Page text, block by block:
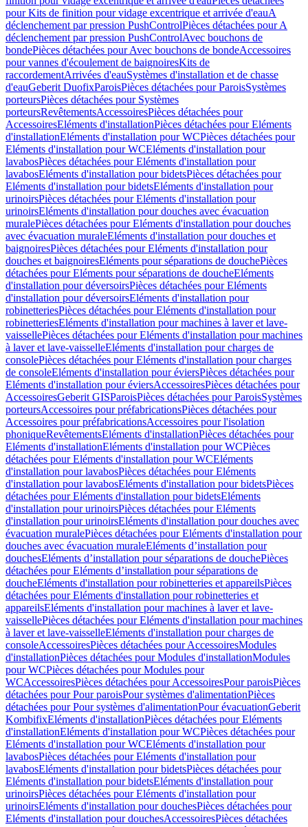
pour Kits de finition pour vidage excentrique et arrivée d'eauA
déclenchement par pression PushControlPièces détachées pour A
déclenchement par pression PushControlAvec bouchons de
bondePièces détachées pour Avec bouchons de bondeAccessoires
pour vannes d'écoulement de baignoiresKits de
raccordementArrivées d'eauSystèmes d'installation et de chasse
d'eauGeberit DuofixParoisPièces détachées pour ParoisSystèmes
porteursPièces détachées pour Systèmes
porteursRevêtementsAccessoiresPièces détachées pour
AccessoiresEléments d'installationPièces détachées pour Eléments
d'installationEléments d'installation pour WCPièces détachées pour
Eléments d'installation pour WCEléments d'installation pour
lavabosPièces détachées pour Eléments d'installation pour
lavabosEléments d'installation pour bidetsPièces détachées pour
Eléments d'installation pour bidetsEléments d'installation pour
urinoirsPièces détachées pour Eléments d'installation pour
urinoirsEléments d'installation pour douches avec évacuation
muralePièces détachées pour Eléments d'installation pour douches
avec évacuation muraleEléments d'installation pour douches et
baignoiresPièces détachées pour Eléments d'installation pour
douches et baignoiresEléments pour séparations de douchePièces
détachées pour Eléments pour séparations de doucheEléments
d'installation pour déversoirsPièces détachées pour Eléments
d'installation pour déversoirsEléments d'installation pour
robinetteriesPièces détachées pour Eléments d'installation pour
robinetteriesEléments d'installation pour machines à laver et lave-
vaissellePièces détachées pour Eléments d'installation pour machines
à laver et lave-vaisselleEléments d'installation pour charges de
consolePièces détachées pour Eléments d'installation pour charges
de consoleEléments d'installation pour éviersPièces détachées pour
Eléments d'installation pour éviersAccessoiresPièces détachées pour
AccessoiresGeberit GISParoisPièces détachées pour ParoisSystèmes
porteursAccessoires pour préfabricationsPièces détachées pour
Accessoires pour préfabricationsAccessoires pour l'isolation
phoniqueRevêtementsEléments d'installationPièces détachées pour
Eléments d'installationEléments d'installation pour WCPièces
détachées pour Eléments d'installation pour WCEléments
d'installation pour lavabosPièces détachées pour Eléments
d'installation pour lavabosEléments d'installation pour bidetsPièces
détachées pour Eléments d'installation pour bidetsEléments
d'installation pour urinoirsPièces détachées pour Eléments
d'installation pour urinoirsEléments d'installation pour douches avec
évacuation muralePièces détachées pour Eléments d'installation pour
douches avec évacuation muraleEléments d’installation pour
douchesEléments d’installation pour séparations de douchePièces
détachées pour Eléments d’installation pour séparations de
doucheEléments d'installation pour robinetteries et appareilsPièces
détachées pour Eléments d'installation pour robinetteries et
appareilsEléments d'installation pour machines à laver et lave-
vaissellePièces détachées pour Eléments d'installation pour machines
à laver et lave-vaisselleEléments d'installation pour charges de
consoleAccessoiresPièces détachées pour AccessoiresModules
d'installationPièces détachées pour Modules d'installationModules
pour WCPièces détachées pour Modules pour
WCAccessoiresPièces détachées pour AccessoiresPour paroisPièces
détachées pour Pour paroisPour systèmes d'alimentationPièces
détachées pour Pour systèmes d'alimentationPour évacuationGeberit
KombifixEléments d'installationPièces détachées pour Eléments
d'installationEléments d'installation pour WCPièces détachées pour
Eléments d'installation pour WCEléments d'installation pour
lavabosPièces détachées pour Eléments d'installation pour
lavabosEléments d'installation pour bidetsPièces détachées pour
Eléments d'installation pour bidetsEléments d'installation pour
urinoirsPièces détachées pour Eléments d'installation pour
urinoirsEléments d'installation pour douchesPièces détachées pour
Eléments d'installation pour douchesAccessoiresPièces détachées